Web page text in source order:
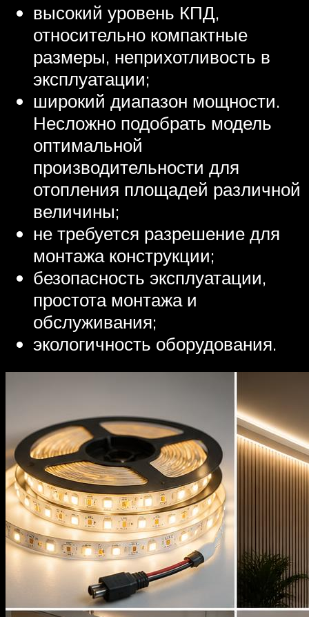
высокий уровень КПД,
относительно компактные
размеры, неприхотливость в
эксплуатации;
широкий диапазон мощности.
Несложно подобрать модель
оптимальной
производительности для
отопления площадей различной
величины;
не требуется разрешение для
монтажа конструкции;
безопасность эксплуатации,
простота монтажа и
обслуживания;
экологичность оборудования.